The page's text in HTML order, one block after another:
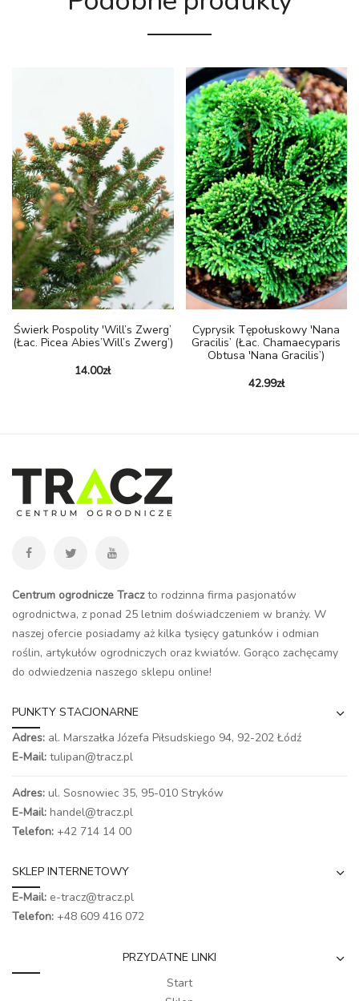
Świerk Pospolity 'Will’s Zwerg’
(Łac. Picea Abies’Will’s Zwerg’)
14.00zł
Cyprysik Tępołuskowy 'Nana
Gracilis’ (łac. Chamaecyparis
Obtusa 'Nana Gracilis’)
42.99zł
Centrum ogrodnicze Traczto rodzinna firma pasjonatów
ogrodnictwa, z ponad 25 letnim doświadczeniem w branży. W
naszej ofercie posiadamy aż kilka tysięcy gatunków i odmian
roślin, artykułów ogrodniczych oraz kwiatów. Gorąco zachęcamy
do odwiedzenia naszego sklepu online!
PUNKTY STACJONARNE
Adres: al. Marszałka Józefa Piłsudskiego 94, 92-202 Łódź
E-Mail: tulipan@tracz.pl
Adres: ul. Sosnowiec 35, 95-010 Stryków
E-Mail: handel@tracz.pl
Telefon: +42 714 14 00
SKLEP INTERNETOWY
E-Mail: e-tracz@tracz.pl
Telefon: +48 609 416 072
PRZYDATNE LINKI
Start